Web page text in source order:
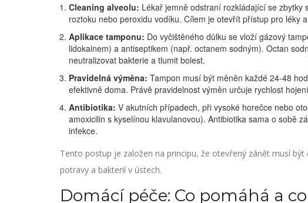
Cleaning alveolu: Lékař jemně odstraní rozkládající se zbytky
roztoku nebo peroxidu vodíku. Cílem je otevřít přístup pro léky
Aplikace tamponu: Do vyčištěného důlku se vloží gázový
lidokainem) a antiseptikem (např. octanem sodným). Octan
neutralizovat bakterie a tlumit bolest.
Pravidelná výměna: Tampon musí být měněn každé 24-48
efektivně doma. Právě pravidelnost výměn určuje rychlost
Antibiotika: V akutních případech, při vysoké horečce nebo
amoxicilin s kyselínou klavulanovou). Antibiotika sama o sobě
infekce.
Tento postup je založen na principu, že otevřený zánět musí
potravy a bakterií v ústech.
Domácí péče: Co pomáhá a